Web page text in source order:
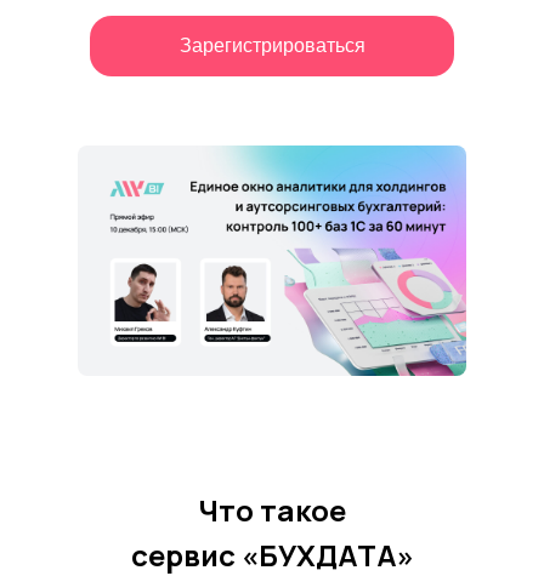
Зарегистрироваться
Что такое
сервис «БУХДАТА»